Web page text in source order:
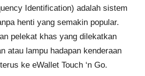
Identification) adalah sistem
henti yang semakin popular.
pelekat khas yang dilekatkan
atau lampu hadapan kenderaan
ke eWallet Touch ‘n Go.